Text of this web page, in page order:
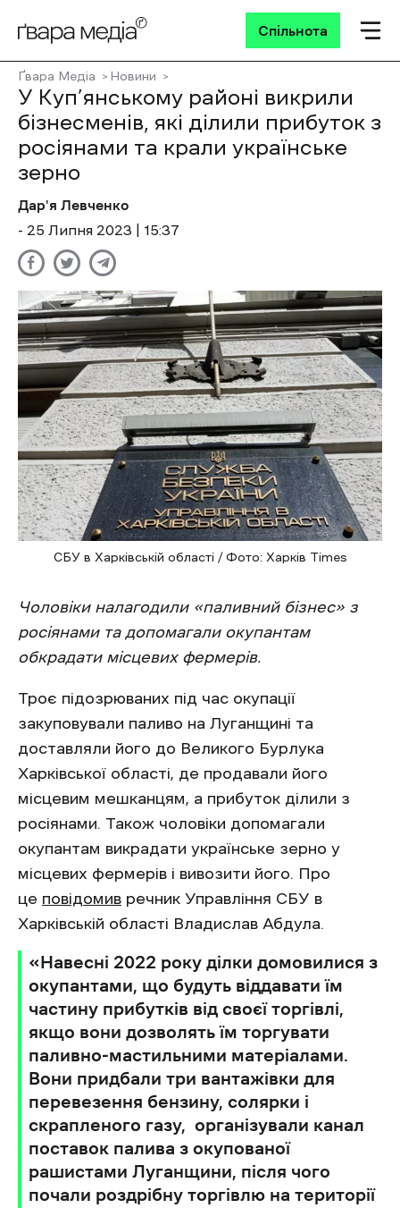
Спільнота
Ґвара Медіа Новини
У Куп’янському районі викрили
бізнесменів, які ділили прибуток з
росіянами та крали українське
зерно
Дар'я Левченко
- 25 Липня 2023 | 15:37
СБУ в Харківській області / Фото: Харків Times
Чоловіки налагодили «паливний бізнес» з
росіянами та допомагали окупантам
обкрадати місцевих фермерів.
Троє підозрюваних під час окупації
закуповували паливо на Луганщині та
доставляли його до Великого Бурлука
Харківської області, де продавали його
місцевим мешканцям, а прибуток ділили з
росіянами. Також чоловіки допомагали
окупантам викрадати українське зерно у
місцевих фермерів і вивозити його. Про
це повідомив речник Управління СБУ в
Харківській області Владислав Абдула.
«Навесні 2022 року ділки домовилися з
окупантами, що будуть віддавати їм
частину прибутків від своєї торгівлі,
якщо вони дозволять їм торгувати
паливно-мастильними матеріалами.
Вони придбали три вантажівки для
перевезення бензину, солярки і
скрапленого газу, організували канал
поставок палива з окупованої
рашистами Луганщини, після чого
почали роздрібну торгівлю на території